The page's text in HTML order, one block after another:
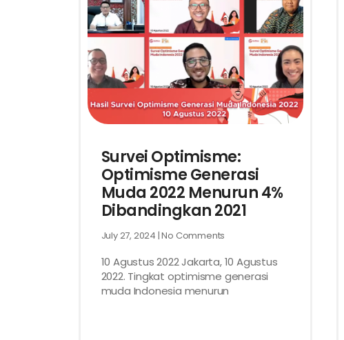
Survei Optimisme:
Optimisme Generasi
Muda 2022 Menurun 4%
Dibandingkan 2021
July 27, 2024 No Comments
10 Agustus 2022 Jakarta, 10 Agustus
2022. Tingkat optimisme generasi
muda Indonesia menurun